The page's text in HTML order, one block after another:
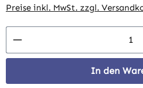
Preise inkl. MwSt. zzgl.
Produkt Anzahl: Gib
In den